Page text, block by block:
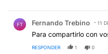
FT Fernando Trebino 11
Para compartirlo con
RESPONDER 1 0